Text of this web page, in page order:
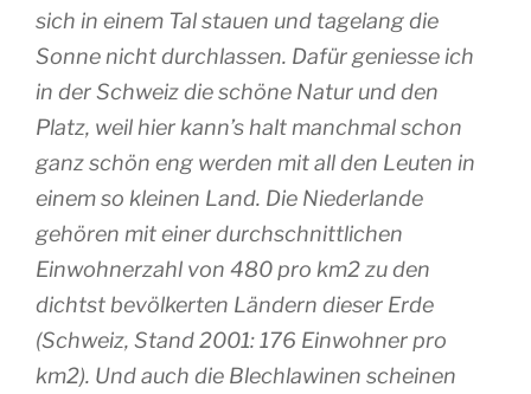
sich in einem Tal stauen und tagelang die
Sonne nicht durchlassen. Dafür geniesse ich
in der Schweiz die schöne Natur und den
Platz, weil hier kann’s halt manchmal schon
ganz schön eng werden mit all den Leuten in
einem so kleinen Land. Die Niederlande
gehören mit einer durchschnittlichen
Einwohnerzahl von 480 pro km2 zu den
dichtst bevölkerten Ländern dieser Erde
(Schweiz, Stand 2001: 176 Einwohner pro
km2). Und auch die Blechlawinen scheinen